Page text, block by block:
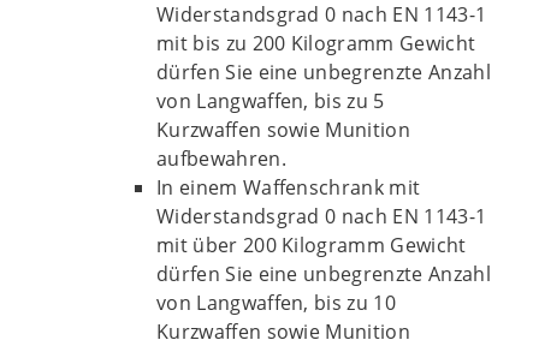
Widerstandsgrad 0 nach EN 1143-1
mit bis zu 200 Kilogramm Gewicht
dürfen Sie eine unbegrenzte Anzahl
von Langwaffen, bis zu 5
Kurzwaffen sowie Munition
aufbewahren.
In einem Waffenschrank mit
Widerstandsgrad 0 nach EN 1143-1
mit über 200 Kilogramm Gewicht
dürfen Sie eine unbegrenzte Anzahl
von Langwaffen, bis zu 10
Kurzwaffen sowie Munition